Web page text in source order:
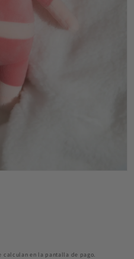
calculan en la pantalla de pago.